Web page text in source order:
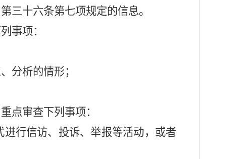
三十六条第七项规定的信息。
事项：
分析的情形；
点审查下列事项：
进行信访、投诉、举报等活动，或者